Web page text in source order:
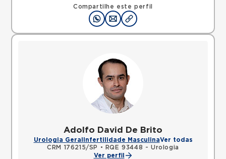
Compartilhe este perfil
Adolfo David De Brito
Urologia Geral Infertilidade MasculinaVer todas
CRM 176215/SP
•
RQE 93448 - Urologia
Ver perfil